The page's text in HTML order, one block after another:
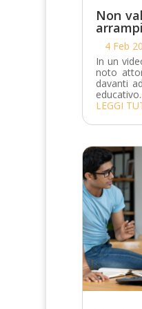
Non
4 Feb
In un
noto
davanti
LEGGI